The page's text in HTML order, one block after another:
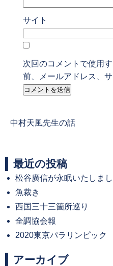
サイト
次回のコメントで使用
前、メールアドレス、サ
Previous
中村天風先生の話
最近の投稿
松谷廣信が永眠いたしま
魚裁き
西国三十三箇所巡り
全調協会報
2020東京パラリンピック
アーカイブ